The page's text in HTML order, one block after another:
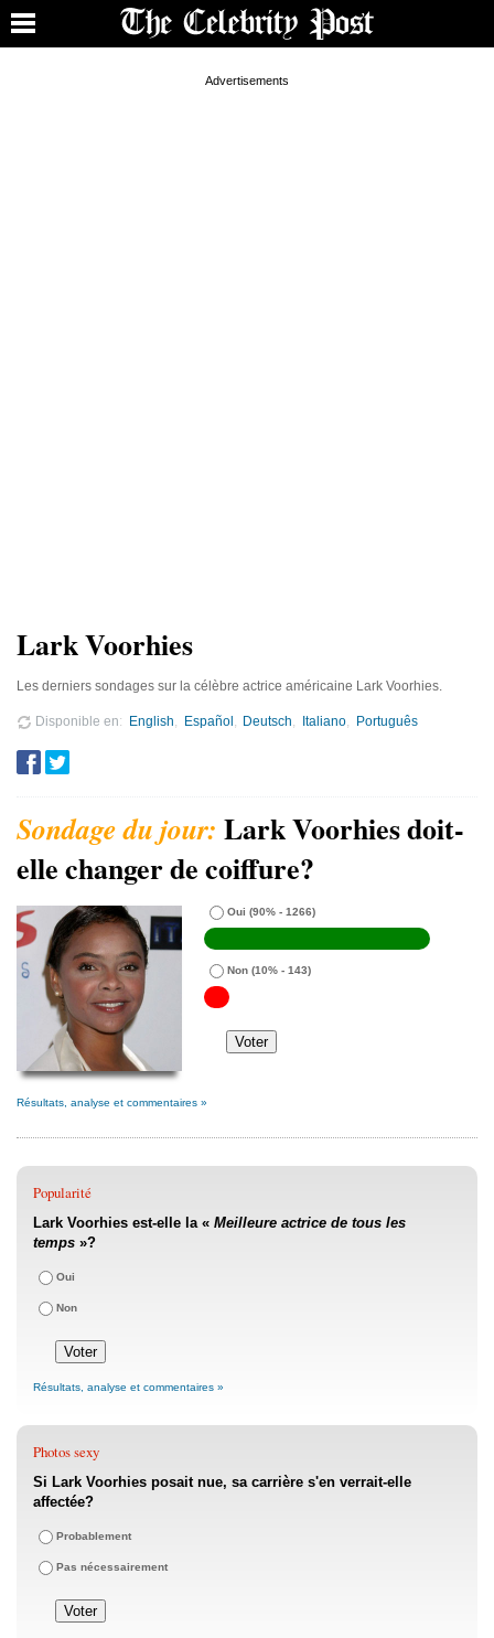
Lark Voorhies
Les derniers sondages sur la célèbre actrice américaine Lark Voorhies.
Disponible en English Español Deutsch Italiano Português
Lark Voorhies doit-
elle changer de coiffure?
Oui (90% - 1266)
Non (10% - 143)
Résultats, analyse et commentaires »
Popularité
Lark Voorhies est-elle la « Meilleure actrice de tous les
temps »?
Oui
Non
Résultats, analyse et commentaires »
Photos sexy
Si Lark Voorhies posait nue, sa carrière s'en verrait-elle
affectée?
Probablement
Pas nécessairement